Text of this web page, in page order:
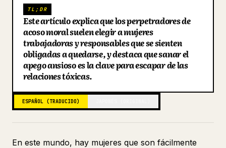
Blog
Actualizaciones
TL;DR
Este artículo explica que los perpetradores de
acoso moral suelen elegir a mujeres
trabajadoras y responsables que se sienten
obligadas a quedarse, y destaca que sanar el
apego ansioso es la clave para escapar de las
relaciones tóxicas.
ESPAÑOL (TRADUCIDO)
En este mundo, hay mujeres que son fácilmente